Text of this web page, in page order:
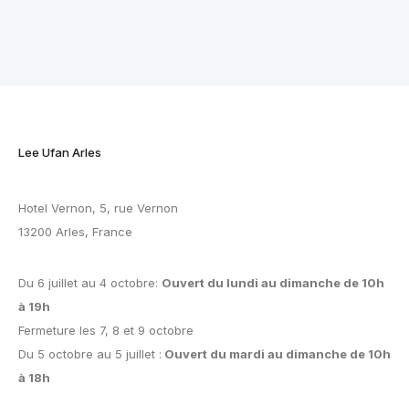
Lee Ufan Arles
Hotel Vernon, 5, rue Vernon
13200 Arles, France
Du 6 juillet au 4 octobre: Ouvert du lundi au dimanche de 10h
à 19h
Fermeture les 7, 8 et 9 octobre
Du 5 octobre au 5 juillet : Ouvert du mardi au dimanche de 10h
à 18h